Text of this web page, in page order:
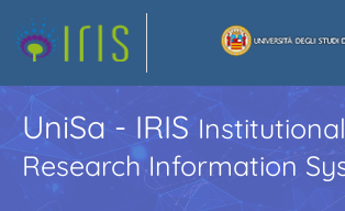
UniSa - IRISInstitutional
Research Information